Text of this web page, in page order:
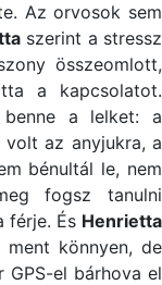
Az orvosok sem
szerint a stressz
összeomlott,
a kapcsolatot.
benne a lelket: a
az anyjukra, a
bénultál le, nem
fogsz tanulni
férje. És Henrietta
könnyen, de
GPS-el bárhova el